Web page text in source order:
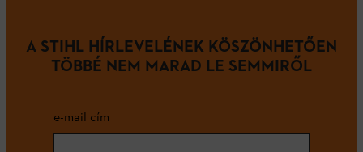
A STIHL HÍRLEVELÉNEK KÖSZÖNHETŐEN
TÖBBÉ NEM MARAD LE SEMMIRŐL
e-mail cím